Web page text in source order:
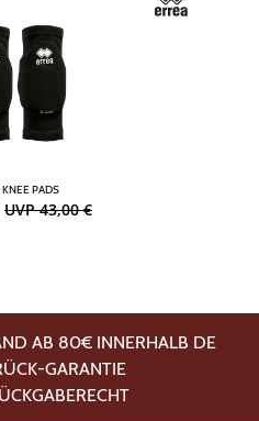
PADS
UVP 43,00 €
AB 80€ INNERHALB DE
GARANTIE